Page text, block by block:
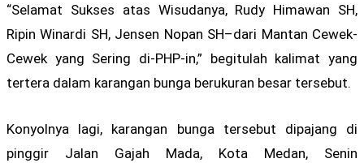
“Selamat Sukses atas Wisudanya, Rudy Himawan SH,
Ripin Winardi SH, Jensen Nopan SH–dari Mantan Cewek-
Cewek yang Sering di-PHP-in,” begitulah kalimat yang
tertera dalam karangan bunga berukuran besar tersebut.
Konyolnya lagi, karangan bunga tersebut dipajang di
pinggir Jalan Gajah Mada, Kota Medan, Senin